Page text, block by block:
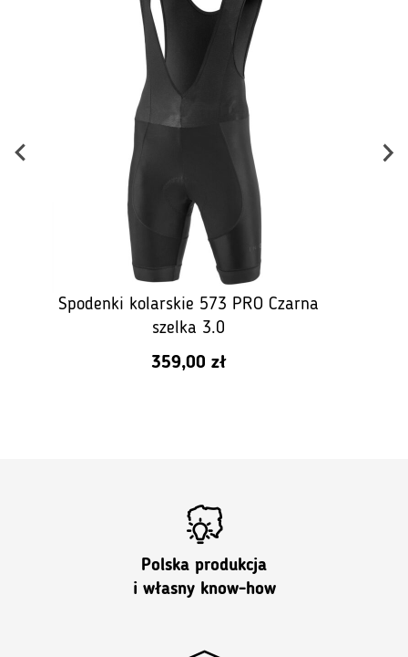
Spodenki kolarskie 573 PRO Czarna
szelka 3.0
359,00 zł
Polska produkcja
i własny know-how